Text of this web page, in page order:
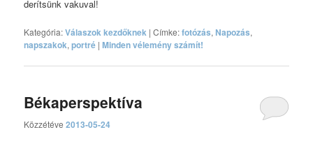
derítsünk vakuval!
Kategória:Válaszok kezdőknek |Címke:fotózás,Napozás,
napszakok,portré |Minden vélemény számít!
Békaperspektíva
Közzétéve2013-05-24